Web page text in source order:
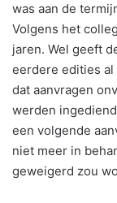
was aan de
Volgens het
jaren. Wel geeft
eerdere edities
dat aanvragen
werden
een volgende
niet meer in
geweigerd zou